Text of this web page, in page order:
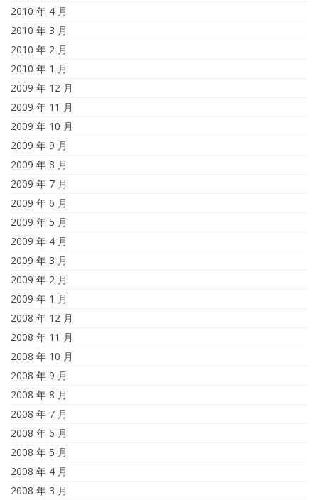
2010 年 4 月
2010 年 3 月
2010 年 2 月
2010 年 1 月
2009 年 12 月
2009 年 11 月
2009 年 10 月
2009 年 9 月
2009 年 8 月
2009 年 7 月
2009 年 6 月
2009 年 5 月
2009 年 4 月
2009 年 3 月
2009 年 2 月
2009 年 1 月
2008 年 12 月
2008 年 11 月
2008 年 10 月
2008 年 9 月
2008 年 8 月
2008 年 7 月
2008 年 6 月
2008 年 5 月
2008 年 4 月
2008 年 3 月